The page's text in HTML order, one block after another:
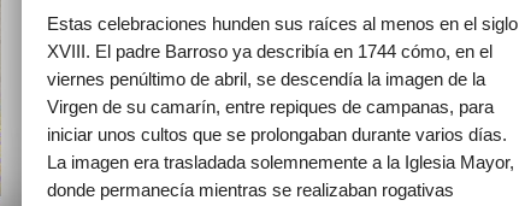
Estas celebraciones hunden sus raíces al menos en el siglo
XVIII. El padre Barroso ya describía en 1744 cómo, en el
viernes penúltimo de abril, se descendía la imagen de la
Virgen de su camarín, entre repiques de campanas, para
iniciar unos cultos que se prolongaban durante varios días.
La imagen era trasladada solemnemente a la Iglesia Mayor,
donde permanecía mientras se realizaban rogativas